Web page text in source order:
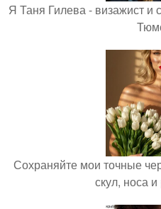
Я Таня Гилева - визажист и
Сохраняйте мои точные
скул, носа и